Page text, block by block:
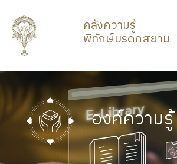
คลังความรู้
พิทักษ์มรดกสยาม
องค์ความรู้